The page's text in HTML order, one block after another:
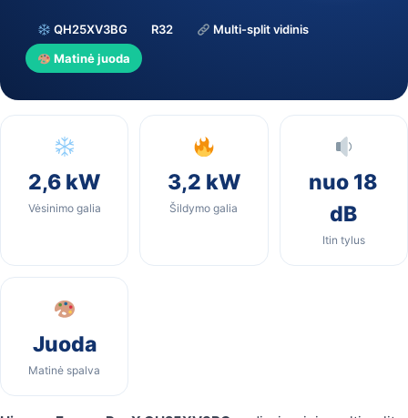
QH25XV3BG R32
Multi-split vidinis
Matinė juoda
2,6 kW
Vėsinimo galia
3,2 kW
Šildymo galia
nuo 18
dB
Itin tylus
Juoda
Matinė spalva